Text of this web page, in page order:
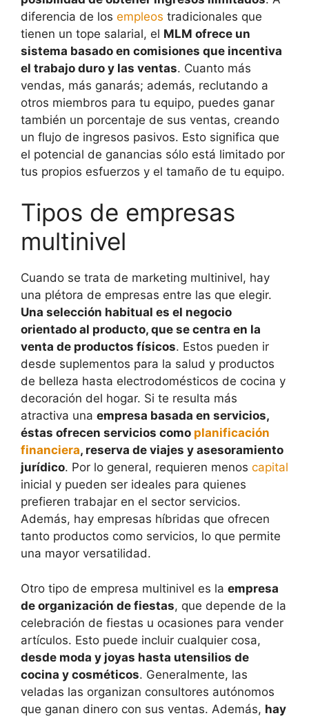
diferencia de los empleos tradicionales que
tienen un tope salarial, el MLM ofrece un
sistema basado en comisiones que incentiva
el trabajo duro y las ventas. Cuanto más
vendas, más ganarás; además, reclutando a
otros miembros para tu equipo, puedes ganar
también un porcentaje de sus ventas, creando
un flujo de ingresos pasivos. Esto significa que
el potencial de ganancias sólo está limitado por
tus propios esfuerzos y el tamaño de tu equipo.
Tipos de empresas
multinivel
Cuando se trata de marketing multinivel, hay
una plétora de empresas entre las que elegir.
Una selección habitual es el negocio
orientado al producto, que se centra en la
venta de productos físicos. Estos pueden ir
desde suplementos para la salud y productos
de belleza hasta electrodomésticos de cocina y
decoración del hogar. Si te resulta más
atractiva una empresa basada en servicios,
éstas ofrecen servicios como planificación
financiera, reserva de viajes y asesoramiento
jurídico. Por lo general, requieren menos capital
inicial y pueden ser ideales para quienes
prefieren trabajar en el sector servicios.
Además, hay empresas híbridas que ofrecen
tanto productos como servicios, lo que permite
una mayor versatilidad.
Otro tipo de empresa multinivel es la empresa
de organización de fiestas, que depende de la
celebración de fiestas u ocasiones para vender
artículos. Esto puede incluir cualquier cosa,
desde moda y joyas hasta utensilios de
cocina y cosméticos. Generalmente, las
veladas las organizan consultores autónomos
que ganan dinero con sus ventas. Además, hay